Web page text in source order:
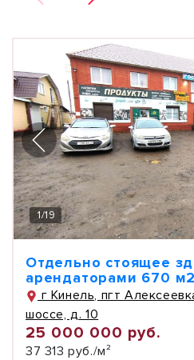
1/19
Отдельно стоящее
арендаторами 670 м2
г Кинель, пгт
шоссе, д. 10
25 000 000 руб.
37 313 руб./м²